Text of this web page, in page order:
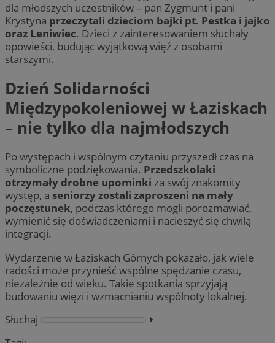
dla młodszych uczestników – pan Zygmunt i pani
Krystyna przeczytali dzieciom bajki pt. Pestka i jajko
oraz Leniwiec. Dzieci z zainteresowaniem słuchały
opowieści, budując wyjątkową więź z osobami
starszymi.
Dzień Solidarności
Międzypokoleniowej w Łaziskach
– nie tylko dla najmłodszych
Po występach i wspólnym czytaniu przyszedł czas na
symboliczne podziękowania. Przedszkolaki
otrzymały drobne upominki za swój znakomity
występ, a seniorzy zostali zaproszeni na mały
poczęstunek, podczas którego mogli porozmawiać,
wymienić się doświadczeniami i nacieszyć się chwilą
integracji.
Wydarzenie w Łaziskach Górnych pokazało, jak wiele
radości może przynieść wspólne spędzanie czasu,
niezależnie od wieku. Takie spotkania sprzyjają
budowaniu więzi i wzmacnianiu wspólnoty lokalnej.
Słuchaj
⏵︎